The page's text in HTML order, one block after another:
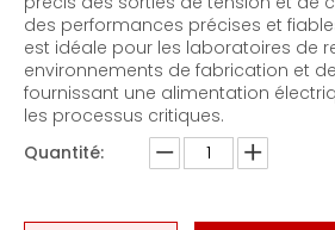
Alimentation CC haute tension-120kw
des performances précises et
est idéale pour les laboratoires de
environnements de fabrication et
fournissant une alimentation
les processus critiques.
Quantité: